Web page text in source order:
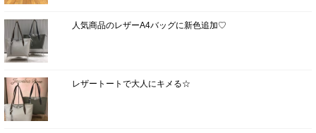
人気商品のレザーA4バッグに新色追加♡
レザートートで大人にキメる☆